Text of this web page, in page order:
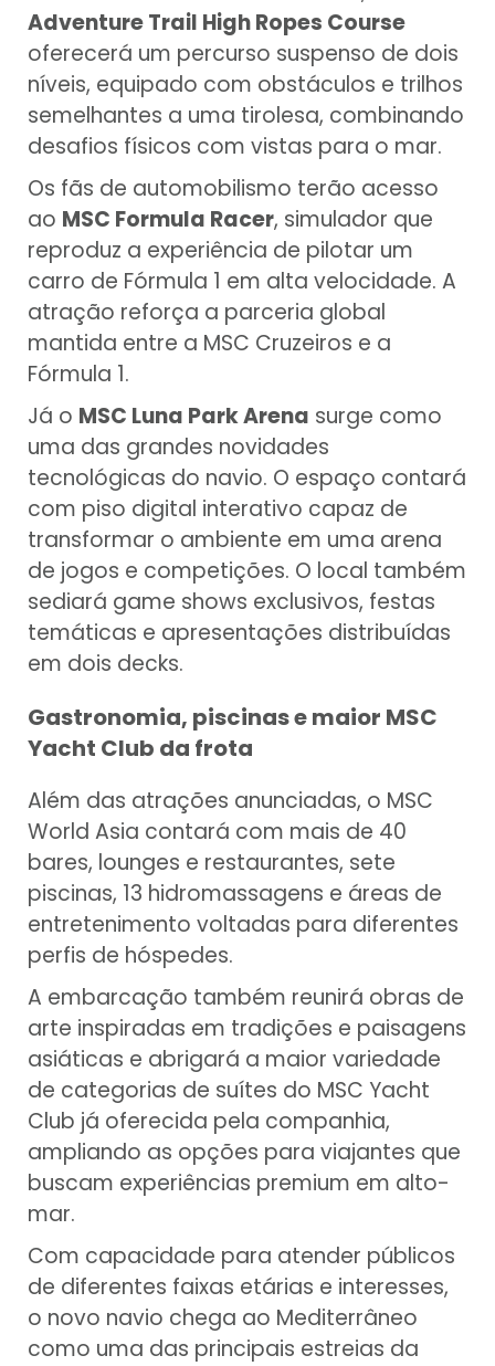
Adventure Trail High Ropes Course
oferecerá um percurso suspenso de dois
níveis, equipado com obstáculos e trilhos
semelhantes a uma tirolesa, combinando
desafios físicos com vistas para o mar.
Os fãs de automobilismo terão acesso
ao MSC Formula Racer, simulador que
reproduz a experiência de pilotar um
carro de Fórmula 1 em alta velocidade. A
atração reforça a parceria global
mantida entre a MSC Cruzeiros e a
Fórmula 1.
Já o MSC Luna Park Arena surge como
uma das grandes novidades
tecnológicas do navio. O espaço contará
com piso digital interativo capaz de
transformar o ambiente em uma arena
de jogos e competições. O local também
sediará game shows exclusivos, festas
temáticas e apresentações distribuídas
em dois decks.
Gastronomia, piscinas e maior MSC
Yacht Club da frota
Além das atrações anunciadas, o MSC
World Asia contará com mais de 40
bares, lounges e restaurantes, sete
piscinas, 13 hidromassagens e áreas de
entretenimento voltadas para diferentes
perfis de hóspedes.
A embarcação também reunirá obras de
arte inspiradas em tradições e paisagens
asiáticas e abrigará a maior variedade
de categorias de suítes do MSC Yacht
Club já oferecida pela companhia,
ampliando as opções para viajantes que
buscam experiências premium em alto-
mar.
Com capacidade para atender públicos
de diferentes faixas etárias e interesses,
o novo navio chega ao Mediterrâneo
como uma das principais estreias da